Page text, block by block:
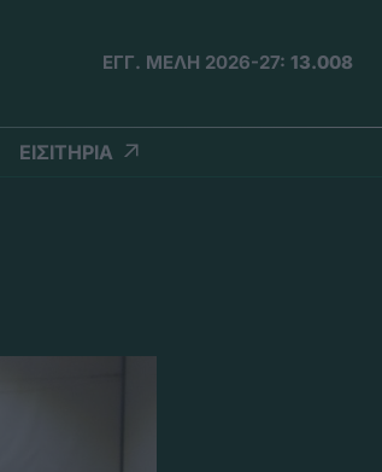
ΕΓΓ. ΜΕΛΗ 2026-27: 13.008
ΕΙΣΙΤΗΡΙΑ